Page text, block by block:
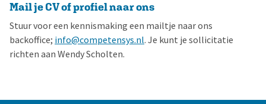
Mail je CV of profiel naar ons
Stuur voor een kennismaking een mailtje naar ons
backoffice; info@competensys.nl. Je kunt je sollicitatie
richten aan Wendy Scholten.